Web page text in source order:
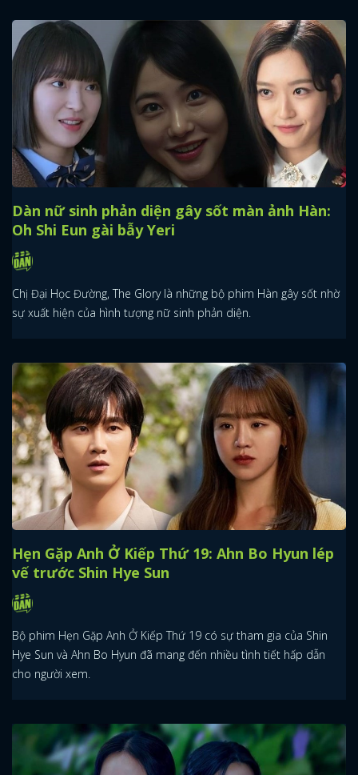
Dàn nữ sinh phản diện gây sốt màn ảnh Hàn:
Oh Shi Eun gài bẫy Yeri
Chị Đại Học Đường, The Glory là những bộ phim Hàn gây sốt nhờ
sự xuất hiện của hình tượng nữ sinh phản diện.
Hẹn Gặp Anh Ở Kiếp Thứ 19: Ahn Bo Hyun lép
vế trước Shin Hye Sun
Bộ phim Hẹn Gặp Anh Ở Kiếp Thứ 19 có sự tham gia của Shin
Hye Sun và Ahn Bo Hyun đã mang đến nhiều tình tiết hấp dẫn
cho người xem.